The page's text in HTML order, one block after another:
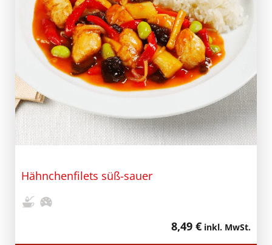
Hähnchenfilets süß-sauer
8,49 € inkl. MwSt.